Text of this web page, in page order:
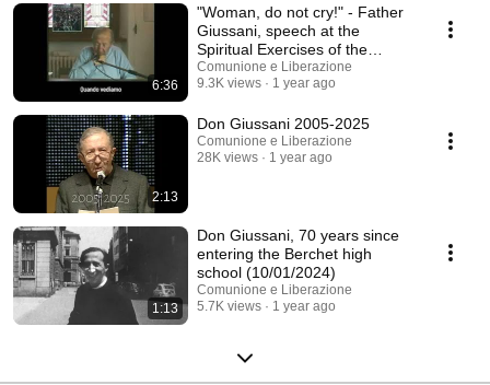
6:36
"Woman, do not cry!" - Father
Giussani, speech at the
Spiritual Exercises of the
Fraternity of CL...
Comunione e Liberazione
9.3K views
1 year ago
2:13
Don Giussani 2005-2025
Comunione e Liberazione
28K views
1 year ago
1:13
Don Giussani, 70 years since
entering the Berchet high
school (10/01/2024)
Comunione e Liberazione
5.7K views
1 year ago